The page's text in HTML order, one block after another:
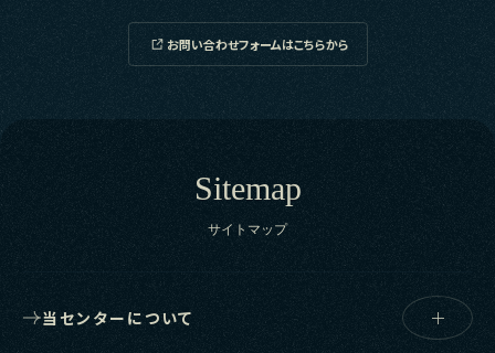
お問い合わせフォームはこちらから
Sitemap
サイトマップ
当センターについて